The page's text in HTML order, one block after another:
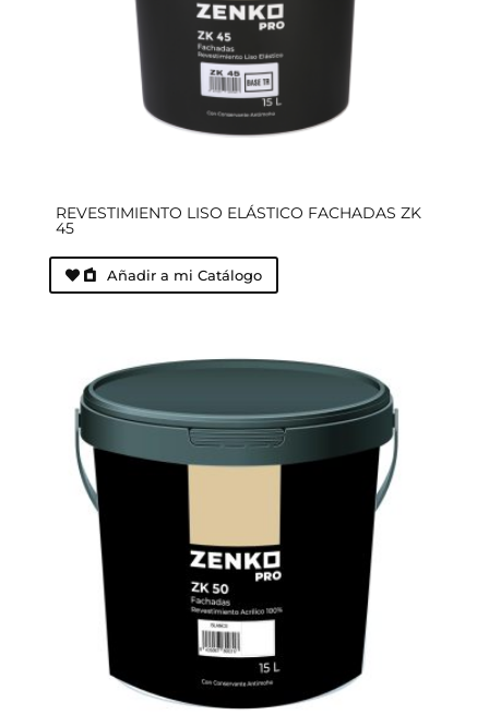
REVESTIMIENTO LISO ELÁSTICO FACHADAS ZK
45
Añadir a mi Catálogo